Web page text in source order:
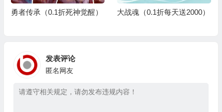
（0.1折死神觉醒） 大战魂（0.1折每天送2000）
最强猎
发表评论
匿名网友